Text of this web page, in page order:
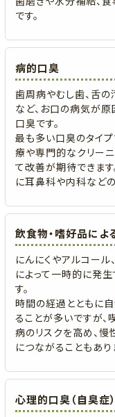
です。
病的口臭
歯周病やむし歯、舌の
など、お口の病気が原
口臭です。
最も多い口臭のタイプ
療や専門的なクリーニ
て改善が期待できます
に耳鼻科や内科など
飲食物・嗜好品によ
にんにくやアルコール
によって一時的に発
す。
時間の経過とともに
ることが多いですが、
病のリスクを高め、
につながることもあり
心理的口臭（自臭症）